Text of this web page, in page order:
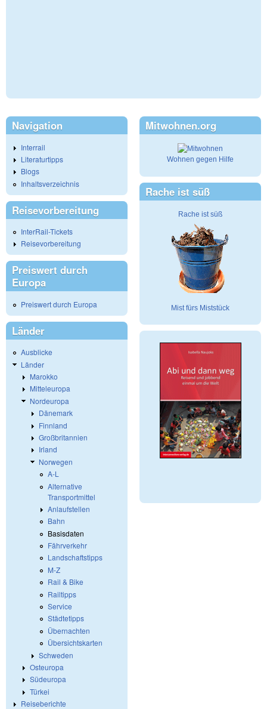
Navigation
Interrail
Literaturtipps
Blogs
Inhaltsverzeichnis
Reisevorbereitung
InterRail-Tickets
Reisevorbereitung
Preiswert durch
Europa
Preiswert durch Europa
Länder
Ausblicke
Länder
Marokko
Mitteleuropa
Nordeuropa
Dänemark
Finnland
Großbritannien
Irland
Norwegen
A-L
Alternative
Transportmittel
Anlaufstellen
Bahn
Basisdaten
Fährverkehr
Landschaftstipps
M-Z
Rail & Bike
Railtipps
Service
Städtetipps
Übernachten
Übersichtskarten
Schweden
Osteuropa
Südeuropa
Türkei
Reiseberichte
Mitwohnen.org
Wohnen gegen Hilfe
Rache ist süß
Rache ist süß
Mist fürs Miststück